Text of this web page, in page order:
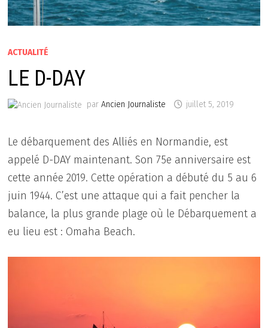
ACTUALITÉ
LE D-DAY
parAncien Journaliste juillet 5, 2019
Le débarquement des Alliés en Normandie, est
appelé D-DAY maintenant. Son 75e anniversaire est
cette année 2019. Cette opération a débuté du 5 au 6
juin 1944. C’est une attaque qui a fait pencher la
balance, la plus grande plage où le Débarquement a
eu lieu est : Omaha Beach.